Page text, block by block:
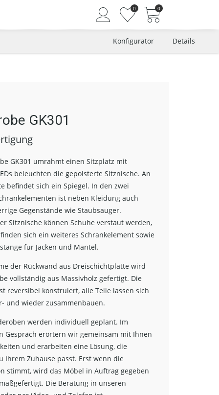
0 0
Konfigurator Details
GK301
GK301 umrahmt einen Sitzplatz mit
beleuchten die gepolsterte Sitznische. An
befindet sich ein Spiegel. In den zwei
ist neben Kleidung auch
Gegenstände wie Staubsauger.
Sitznische können Schuhe verstaut werden,
sich ein weiteres Schrankelement sowie
für Jacken und Mäntel.
der Rückwand aus Dreischichtplatte wird
vollständig aus Massivholz gefertigt. Die
reversibel konstruiert, alle Teile lassen sich
und wieder zusammenbauen.
werden individuell geplant. Im
Gespräch erörtern wir gemeinsam mit Ihnen
und erarbeiten eine Lösung, die
Ihrem Zuhause passt. Erst wenn die
stimmt, wird das Möbel in Auftrag gegeben
Die Beratung in unseren